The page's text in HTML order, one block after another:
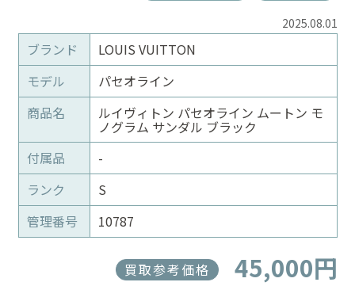
2025.08.01
ブランド
LOUIS VUITTON
モデル
パセオライン
商品名
ルイヴィトン パセオライン ムートン モ
ノグラム サンダル ブラック
付属品
-
ランク
S
管理番号
10787
買取参考価格 45,000円